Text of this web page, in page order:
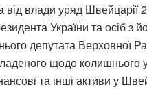
від влади уряд
України та осіб з
депутата Верховної
щодо колишнього
та інші активи у